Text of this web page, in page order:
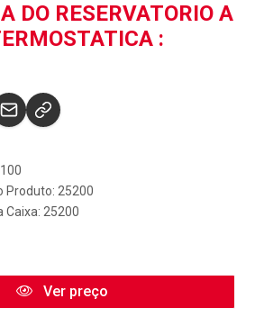
DO RESERVATORIO A
:
Produto: 25200
Caixa: 25200
Ver preço